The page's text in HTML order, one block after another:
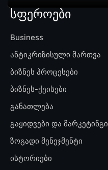
სფეროები
Business
ანტიკრიზისული მართვა
ბიზნეს პროცესები
ბიზნეს-ქეისები
განათლება
გაყიდვები და მარკეტინგი
ზოგადი მენეჯმენტი
ისტორიები